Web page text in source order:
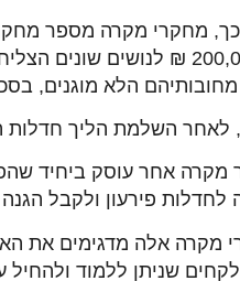
מחקרי מקרה מספר
מ-200,000 ₪ לנושים
לאחר השלמת הליך חדלות
מקרה אחר עוסק ביחיד
פירעון ולקבל
מקרה אלה מדגימים את
שניתן ללמוד ולהחיל